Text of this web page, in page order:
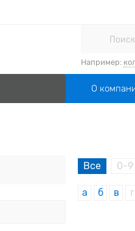
Например:
О
Все 0-9
а б в г